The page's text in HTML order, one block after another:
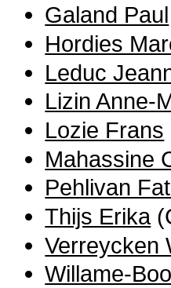
Galand Paul
Hordies
Leduc
Lizin Anne-
Lozie Frans
Mahassine
Pehlivan
Thijs Erika
Verreycken
Willame-